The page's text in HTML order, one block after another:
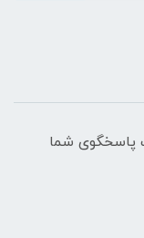
،از ساعت 9 صبح تا 9 شب پاسخگوی شما